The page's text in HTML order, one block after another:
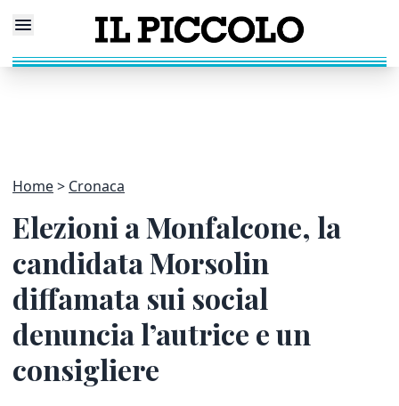
Home Cronaca
Elezioni a Monfalcone, la
candidata Morsolin
diffamata sui social
denuncia l’autrice e un
consigliere